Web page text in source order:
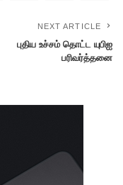
NEXT ARTICLE
புதிய உச்சம் தொட்ட யுபிஐ
பரிவர்த்தனை